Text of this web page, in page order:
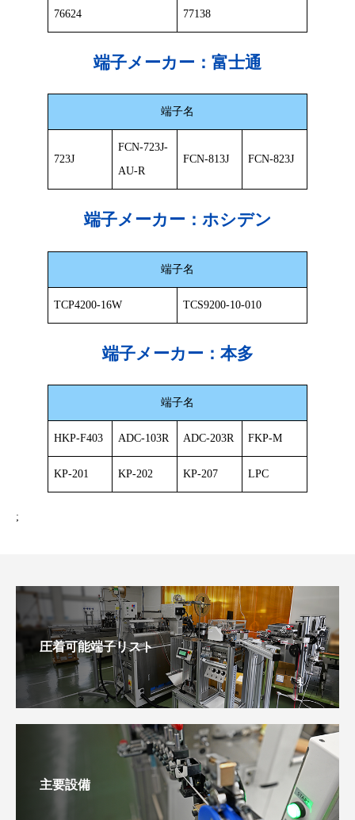
76624 77138
端子メーカー： 富士通
端子名
723J
FCN-723J-
AU-R
FCN-813J FCN-823J
端子メーカー： ホシデン
端子名
TCP4200-16W TCS9200-10-010
端子メーカー： 本多
端子名
HKP-F403 ADC-103R ADC-203R FKP-M
KP-201 KP-202 KP-207 LPC
;
圧着可能端子リスト
主要設備